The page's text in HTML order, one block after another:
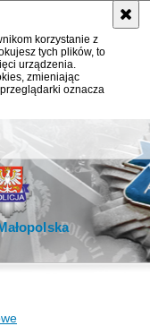
korzystanie z
tych plików, to
urządzenia.
zmieniając
oznacza